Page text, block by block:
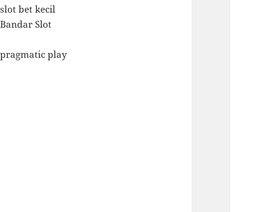
slot bet kecil
Bandar Slot
pragmatic play